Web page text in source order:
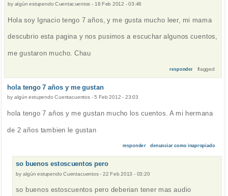
by algún estupendo Cuentacuentos - 18 Feb 2012 - 03:46
Hola soy Ignacio tengo 7 años, y me gusta mucho leer, mi mama
descubrio esta pagina y nos pusimos a escuchar algunos cuentos,
me gustaron mucho. Chau
responder flagged
hola tengo 7 años y me gustan
by algún estupendo Cuentacuentos-5 Feb 2012 - 23:03
hola tengo 7 años y me gustan mucho los cuentos. A mi hermana
de 2 años tambien le gustan
responder denunciar como inapropiado
so buenos estoscuentos pero
by algún estupendo Cuentacuentos-22 Feb 2013 - 03:20
so buenos estoscuentos pero deberian tener mas audio